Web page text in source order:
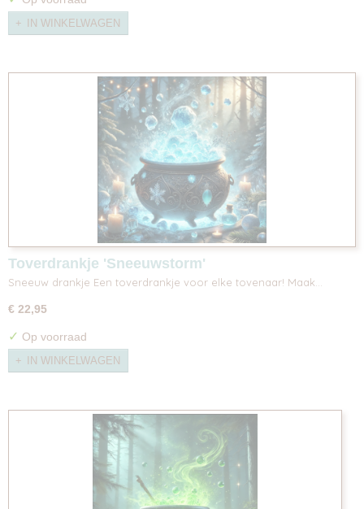
IN WINKELWAGEN
Toverdrankje 'Sneeuwstorm'
Sneeuw drankje Een toverdrankje voor elke tovenaar! Maak…
€ 22,95
✓ Op voorraad
IN WINKELWAGEN